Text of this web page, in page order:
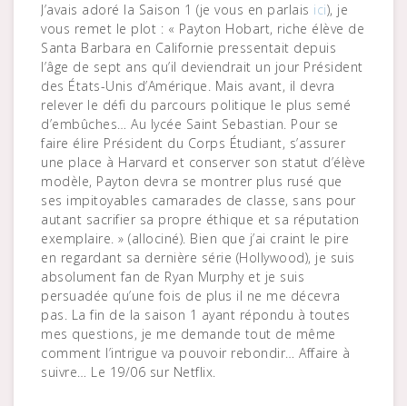
J’avais adoré la Saison 1 (je vous en parlais ici), je
vous remet le plot : « Payton Hobart, riche élève de
Santa Barbara en Californie pressentait depuis
l’âge de sept ans qu’il deviendrait un jour Président
des États-Unis d’Amérique. Mais avant, il devra
relever le défi du parcours politique le plus semé
d’embûches… Au lycée Saint Sebastian. Pour se
faire élire Président du Corps Étudiant, s’assurer
une place à Harvard et conserver son statut d’élève
modèle, Payton devra se montrer plus rusé que
ses impitoyables camarades de classe, sans pour
autant sacrifier sa propre éthique et sa réputation
exemplaire. » (allociné). Bien que j’ai craint le pire
en regardant sa dernière série (Hollywood), je suis
absolument fan de Ryan Murphy et je suis
persuadée qu’une fois de plus il ne me décevra
pas. La fin de la saison 1 ayant répondu à toutes
mes questions, je me demande tout de même
comment l’intrigue va pouvoir rebondir… Affaire à
suivre… Le 19/06 sur Netflix.